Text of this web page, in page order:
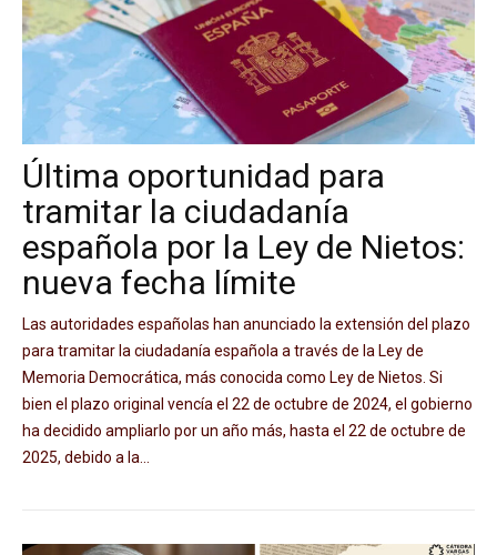
Última oportunidad para
tramitar la ciudadanía
española por la Ley de Nietos:
nueva fecha límite
Las autoridades españolas han anunciado la extensión del plazo
para tramitar la ciudadanía española a través de la Ley de
Memoria Democrática, más conocida como Ley de Nietos. Si
bien el plazo original vencía el 22 de octubre de 2024, el gobierno
ha decidido ampliarlo por un año más, hasta el 22 de octubre de
2025, debido a la...